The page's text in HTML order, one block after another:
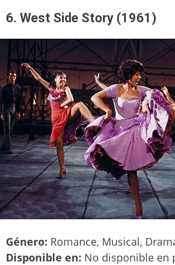
6. West Side Story (1961)
Género: Romance, Musical,
Disponible en: No disponible en